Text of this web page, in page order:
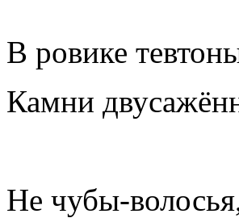
В ровике
Камни
Не чубы-